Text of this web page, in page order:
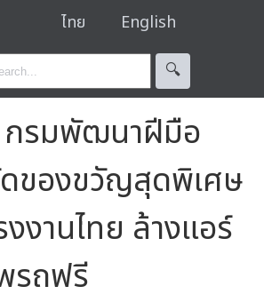
ไทย English
🔍︎
กรมพัฒนาฝีมือ
ของขวัญสุดพิเศษ
งานไทย ล้างแอร์
รถฟรี